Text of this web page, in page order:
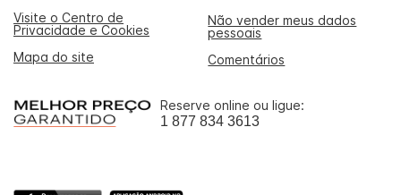
Visite o Centro de
Privacidade e Cookies
Não vender meus dados
pessoais
Mapa do site
Comentários
Reserve online ou ligue:
1 877 834 3613